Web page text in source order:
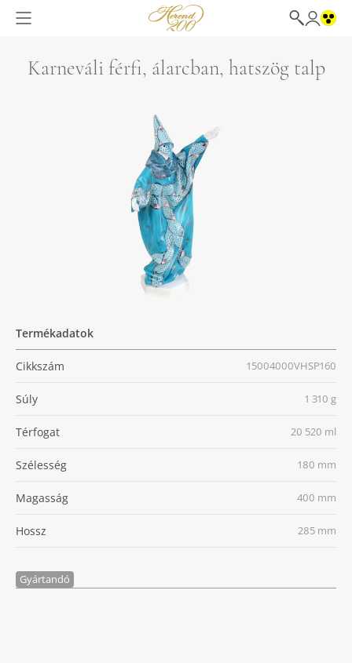
Karneváli férfi, álarcban, hatszög talp
Termékadatok
Cikkszám 15004000VHSP160
Súly 1 310 g
Térfogat 20 520 ml
Szélesség 180 mm
Magasság 400 mm
Hossz 285 mm
Gyártandó